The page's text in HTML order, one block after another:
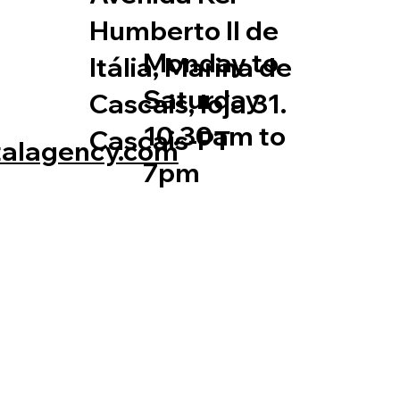
Humberto II de
Itália, Marina de
Cascais, loja 31.
Cascais-PT
Monday to
Saturday
10.30am to
7pm